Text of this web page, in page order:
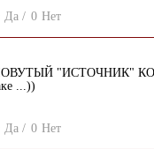
Да / 0 Нет
"ИСТОЧНИК"
...))
Да / 0 Нет